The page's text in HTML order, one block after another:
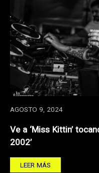
AGOSTO 9, 2024
Ve a ‘Miss Kittin’
2002’
LEER MÁS